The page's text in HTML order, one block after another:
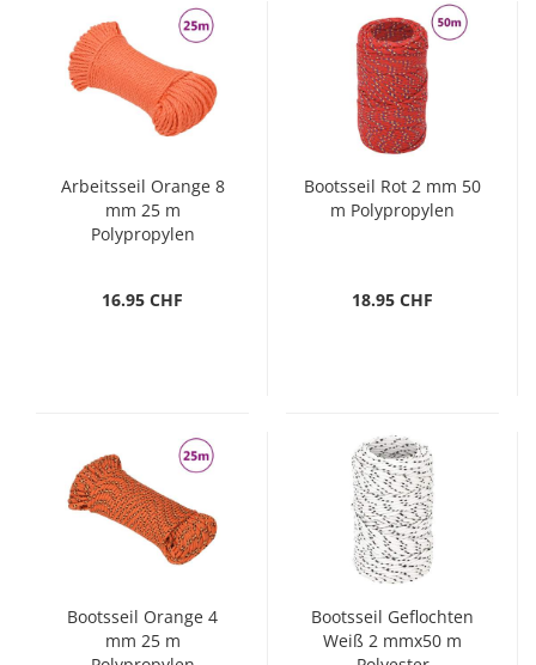
Arbeitsseil Orange 8
mm 25 m
Polypropylen
16.95 CHF
Bootsseil Rot 2 mm 50
m Polypropylen
18.95 CHF
Bootsseil Orange 4
mm 25 m
Bootsseil Geflochten
Weiß 2 mmx50 m